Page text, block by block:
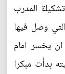
المدرب
وصل فيها
ان يخسر امام
بدأت مبكرا